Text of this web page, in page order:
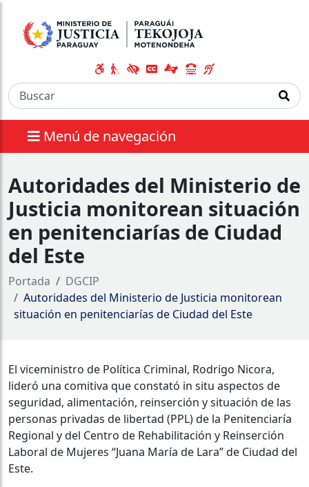
Menú de navegación
Autoridades del Ministerio de
Justicia monitorean situación
en penitenciarías de Ciudad
del Este
Portada
DGCIP
Autoridades del Ministerio de Justicia monitorean
situación en penitenciarías de Ciudad del Este
El viceministro de Política Criminal, Rodrigo Nicora,
lideró una comitiva que constató in situ aspectos de
seguridad, alimentación, reinserción y situación de las
personas privadas de libertad (PPL) de la Penitenciaría
Regional y del Centro de Rehabilitación y Reinserción
Laboral de Mujeres “Juana María de Lara” de Ciudad del
Este.